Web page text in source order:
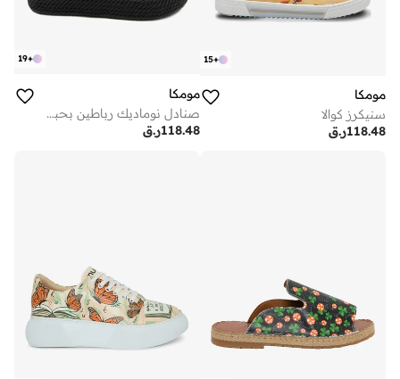
+
15
مومكا
سنيكرز كوالا
ر.ق118.48
+
19
مومكا
صنادل نوماديك رباطين بحبل أسود
ر.ق118.48